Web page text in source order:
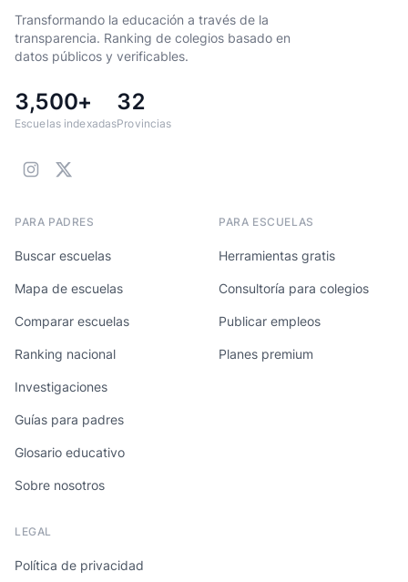
Transformando la educación a través de la
transparencia. Ranking de colegios basado en
datos públicos y verificables.
3,500+
Escuelas indexadas
32
Provincias
PARA PADRES
Buscar escuelas
Mapa de escuelas
Comparar escuelas
Ranking nacional
Investigaciones
Guías para padres
Glosario educativo
Sobre nosotros
PARA ESCUELAS
Herramientas gratis
Consultoría para colegios
Publicar empleos
Planes premium
LEGAL
Política de privacidad